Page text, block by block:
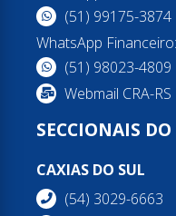
(51) 99175-3874
WhatsApp Financeiro:
(51) 98023-4809
Webmail CRA-
SECCIONAIS
CAXIAS DO SUL
(54) 3029-6663